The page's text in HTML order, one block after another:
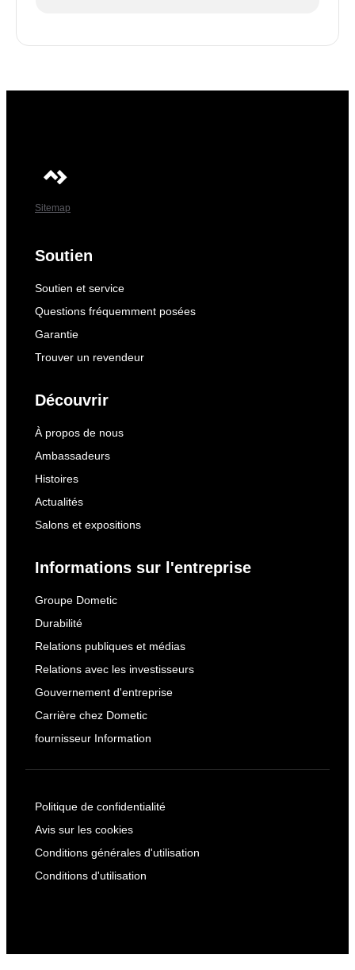
Sitemap
Soutien
Soutien et service
Questions fréquemment posées
Garantie
Trouver un revendeur
Découvrir
À propos de nous
Ambassadeurs
Histoires
Actualités
Salons et expositions
Informations sur l'entreprise
Groupe Dometic
Durabilité
Relations publiques et médias
Relations avec les investisseurs
Gouvernement d'entreprise
Carrière chez Dometic
fournisseur Information
Politique de confidentialité
Avis sur les cookies
Conditions générales d'utilisation
Conditions d'utilisation